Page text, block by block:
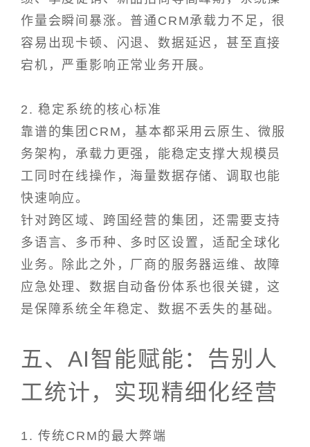
作量会瞬间暴涨。普通CRM承载力不足，很
容易出现卡顿、闪退、数据延迟，甚至直接
宕机，严重影响正常业务开展。
2. 稳定系统的核心标准
靠谱的集团CRM，基本都采用云原生、微服
务架构，承载力更强，能稳定支撑大规模员
工同时在线操作，海量数据存储、调取也能
快速响应。
针对跨区域、跨国经营的集团，还需要支持
多语言、多币种、多时区设置，适配全球化
业务。除此之外，厂商的服务器运维、故障
应急处理、数据自动备份体系也很关键，这
是保障系统全年稳定、数据不丢失的基础。
五、AI智能赋能：告别人
工统计，实现精细化经营
1. 传统CRM的最大弊端